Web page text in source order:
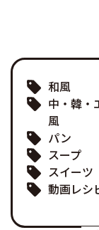
和風
中・韓・
風
パン
スープ
スイーツ
動画レシ